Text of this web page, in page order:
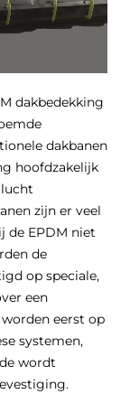
dakbedekking
dakbanen
hoofdzakelijk
zijn er veel
de EPDM niet
de
op speciale,
een
eerst op
systemen,
wordt